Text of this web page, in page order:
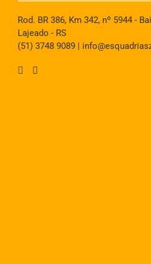
Rod. BR 386, Km 342, nº 5944 -
Lajeado - RS
(51) 3748 9089